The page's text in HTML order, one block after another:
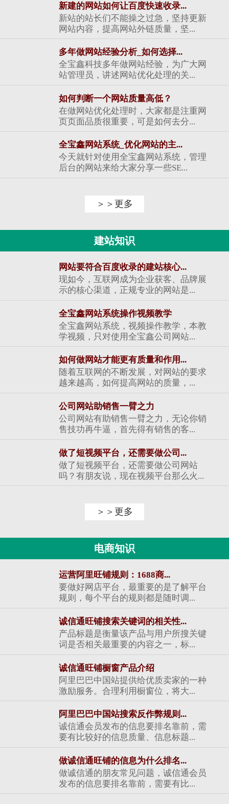
新建的网站如何让百度快速收录...
新站的站长们不能操之过急，坚持更新
网站内容，提高网站外链质量，坚...
多年做网站经验分析_如何选择...
全宝鑫科技多年做网站经验，为广大网
站管理员，讲述网站优化处理的关...
如何判断一个网站质量高低？
在做网站优化处理时，大家都是注重网
页页面品质很重要，可是如何去分...
全宝鑫网站系统_优化网站的主...
今天就针对使用全宝鑫网站系统，管理
后台的网站来给大家分享一些SE...
＞＞更多
建站知识
网站要符合百度收录的建站核心...
现如今，互联网成为企业获客、品牌展
示的核心渠道，正规专业的网站是...
全宝鑫网站系统操作视频教学
全宝鑫网站系统，视频操作教学，本教
学视频，只对使用全宝鑫公司网站...
如何做网站才能更有质量和作用...
随着互联网的不断发展，对网站的要求
越来越高，如何提高网站的质量，...
公司网站助销售一臂之力
公司网站有助销售一臂之力，无论你销
售技功再牛逼，首先得有销售的客...
做了短视频平台，还需要做公司...
做了短视频平台，还需要做公司网站
吗？有朋友说，现在视频平台那么火...
＞＞更多
电商知识
运营阿里旺铺规则：1688商...
要做好网店平台，最重要的是了解平台
规则，每个平台的规则都是随时调...
诚信通旺铺搜索关键词的相关性...
产品标题是衡量该产品与用户所搜关键
词是否相关最重要的内容之一，标...
诚信通旺铺橱窗产品介绍
阿里巴巴中国站提供给优质卖家的一种
激励服务。合理利用橱窗位，将大...
阿里巴巴中国站搜索反作弊规则...
诚信通会员发布的信息要排名靠前，需
要有比较好的信息质量、信息标题...
做诚信通旺铺的信息为什么排名...
做诚信通的朋友常见问题，诚信通会员
发布的信息要排名靠前，需要有比...